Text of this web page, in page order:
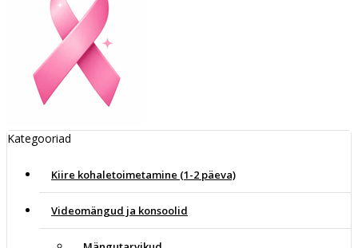
Kategooriad
Kiire kohaletoimetamine (1-2 päeva)
Videomängud ja konsoolid